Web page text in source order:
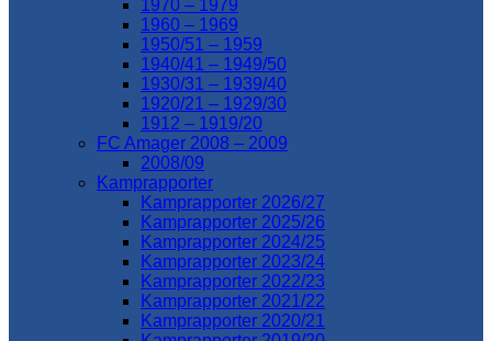
1970 – 1979
1960 – 1969
1950/51 – 1959
1940/41 – 1949/50
1930/31 – 1939/40
1920/21 – 1929/30
1912 – 1919/20
FC Amager 2008 – 2009
2008/09
Kamprapporter
Kamprapporter 2026/27
Kamprapporter 2025/26
Kamprapporter 2024/25
Kamprapporter 2023/24
Kamprapporter 2022/23
Kamprapporter 2021/22
Kamprapporter 2020/21